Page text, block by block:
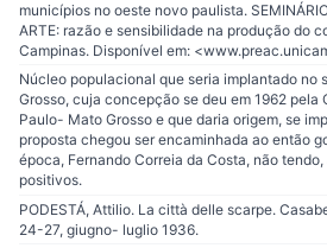
municípios no oeste novo paulista.
ARTE: razão e sensibilidade na produção do
Campinas. Disponível em:
Núcleo populacional que seria implantado no
Grosso, cuja concepção se deu em 1962 pela
Paulo- Mato Grosso e que daria origem, se
proposta chegou ser encaminhada ao então
época, Fernando Correia da Costa, não
positivos.
PODESTÁ, Attilio. La città delle scarpe.
24-27, giugno- luglio 1936.